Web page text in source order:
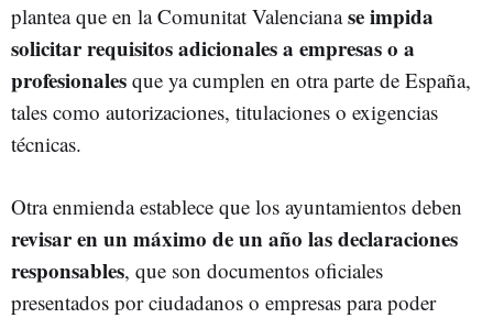
plantea que en la Comunitat Valencianase impida
solicitar requisitos adicionales a empresas o a
profesionales que ya cumplen en otra parte de España,
tales como autorizaciones, titulaciones o exigencias
técnicas.
Otra enmienda establece que los ayuntamientos deben
revisar en un máximo de un año las declaraciones
responsables, que son documentos oficiales
presentados por ciudadanos o empresas para poder